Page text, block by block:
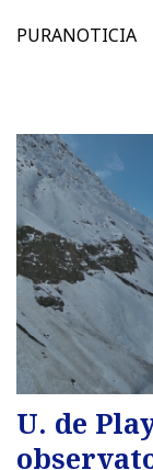
PURANOTICIA
U. de